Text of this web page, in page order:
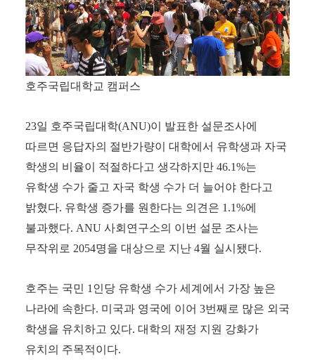
호주국립대학교 캠퍼스
23일 호주국립대학(ANU)이 발표한 설문조사에
따르면 응답자의 절반가량이 대학에서 유학생과 자국
학생의 비율이 적절하다고 생각하지만 46.1%는
유학생 수가 줄고 자국 학생 수가 더 늘어야 한다고
밝혔다. 유학생 증가를 원한다는 의견은 1.1%에
불과했다. ANU 사회연구소의 이번 설문 조사는
무작위로 2054명을 대상으로 지난 4월 실시됐다.
호주는 국민 1 인당 유학생 수가 세계에서 가장 높은
나라에 속한다. 미국과 영국에 이어 3번째로 많은 외국
학생을 유치하고 있다. 대학의 재정 지원 강화가
유치의 주목적이다.